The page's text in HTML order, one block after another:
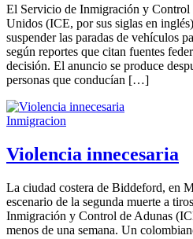
El Servicio de Inmigración y Control
Unidos (ICE, por sus siglas en
suspender las paradas de vehículos
según reportes que citan fuentes
decisión. El anuncio se produce
personas que conducían […]
Inmigracion
Violencia innecesaria
La ciudad costera de Biddeford, en
escenario de la segunda muerte a
Inmigración y Control de Adunas
menos de una semana. Un